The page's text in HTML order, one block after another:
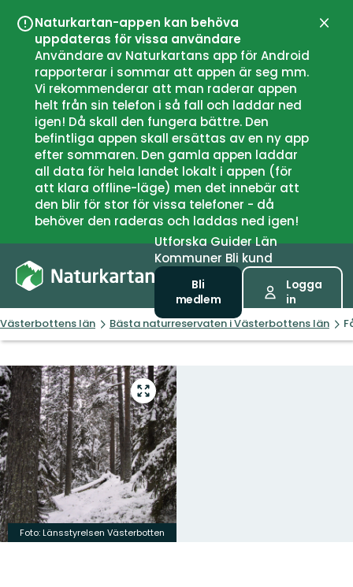
Naturkartan-appen kan behöva
uppdateras för vissa användare
Användare av Naturkartans app för Android
rapporterar i sommar att appen är seg mm.
Vi rekommenderar att man raderar appen
helt från sin telefon i så fall och laddar ned
igen! Då skall den fungera bättre. Den
befintliga appen skall ersättas av en ny app
efter sommaren. Den gamla appen laddar
all data för hela landet lokalt i appen (för
att klara offline-läge) men det innebär att
den blir för stor för vissa telefoner - då
behöver den raderas och laddas ned igen!
UtforskaGuiderLän
Kommuner Bli kund
Bli
medlem
Logga
in
Västerbottens län Bästa naturreservaten i Västerbottens län
Gå
till
helskärmsläge
Foto: Länsstyrelsen Västerbotten